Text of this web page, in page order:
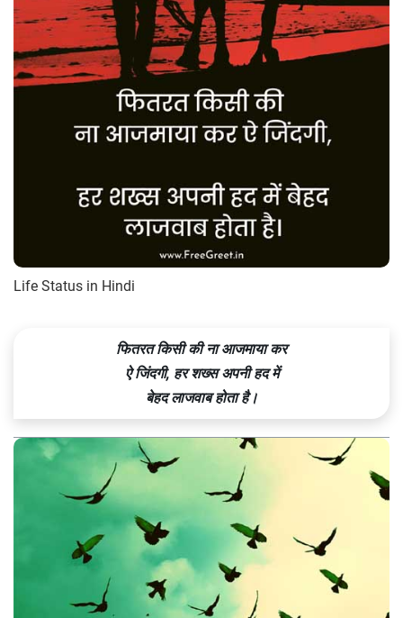
Life Status in Hindi
फितरत किसी की ना आजमाया कर
ऐ जिंदगी, हर शख्स अपनी हद में
बेहद लाजवाब होता है।